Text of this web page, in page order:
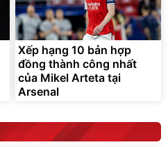
Xếp hạng 10 bản hợp
đồng thành công nhất
của Mikel Arteta tại
Arsenal